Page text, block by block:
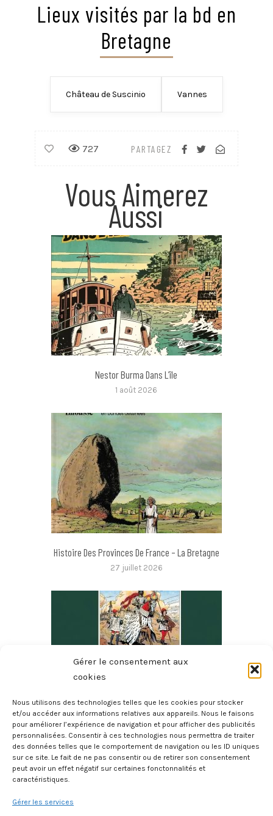
Gérer le consentement aux
cookies
Nous utilisons des technologies telles que les cookies pour stocker
et/ou accéder aux informations relatives aux appareils. Nous le faisons
pour améliorer l’expérience de navigation et pour afficher des publicités
personnalisées. Consentir à ces technologies nous permettra de traiter
des données telles que le comportement de navigation ou les ID uniques
sur ce site. Le fait de ne pas consentir ou de retirer son consentement
peut avoir un effet négatif sur certaines fonctonnalités et
caractéristiques.
Gérer les services
Lieux visités par la bd en
Bretagne
Château de Suscinio Vannes
PARTAGEZ
727
Vous Aimerez
Aussi
Nestor Burma Dans L’île
1 août 2026
Histoire Des Provinces De France – La Bretagne
27 juillet 2026
2000 Deux Mille Ans D’histoire De La Bretagne
20 juillet 2026